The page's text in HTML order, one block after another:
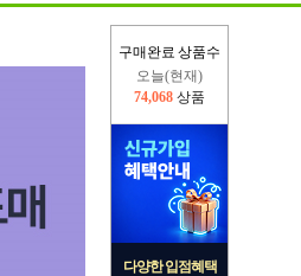
구매완료 상품수
오늘(현재)
74,068 상품
다양한 입점혜택